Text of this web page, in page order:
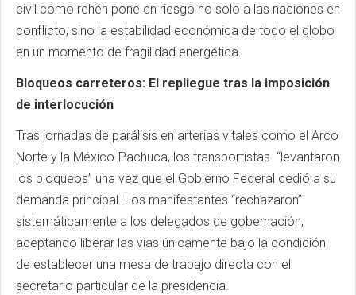
civil como rehén pone en riesgo no solo a las naciones en
conflicto, sino la estabilidad económica de todo el globo
en un momento de fragilidad energética.
Bloqueos carreteros: El repliegue tras la imposición
de interlocución
Tras jornadas de parálisis en arterias vitales como el Arco
Norte y la México-Pachuca, los transportistas “levantaron
los bloqueos” una vez que el Gobierno Federal cedió a su
demanda principal. Los manifestantes “rechazaron”
sistemáticamente a los delegados de gobernación,
aceptando liberar las vías únicamente bajo la condición
de establecer una mesa de trabajo directa con el
secretario particular de la presidencia.